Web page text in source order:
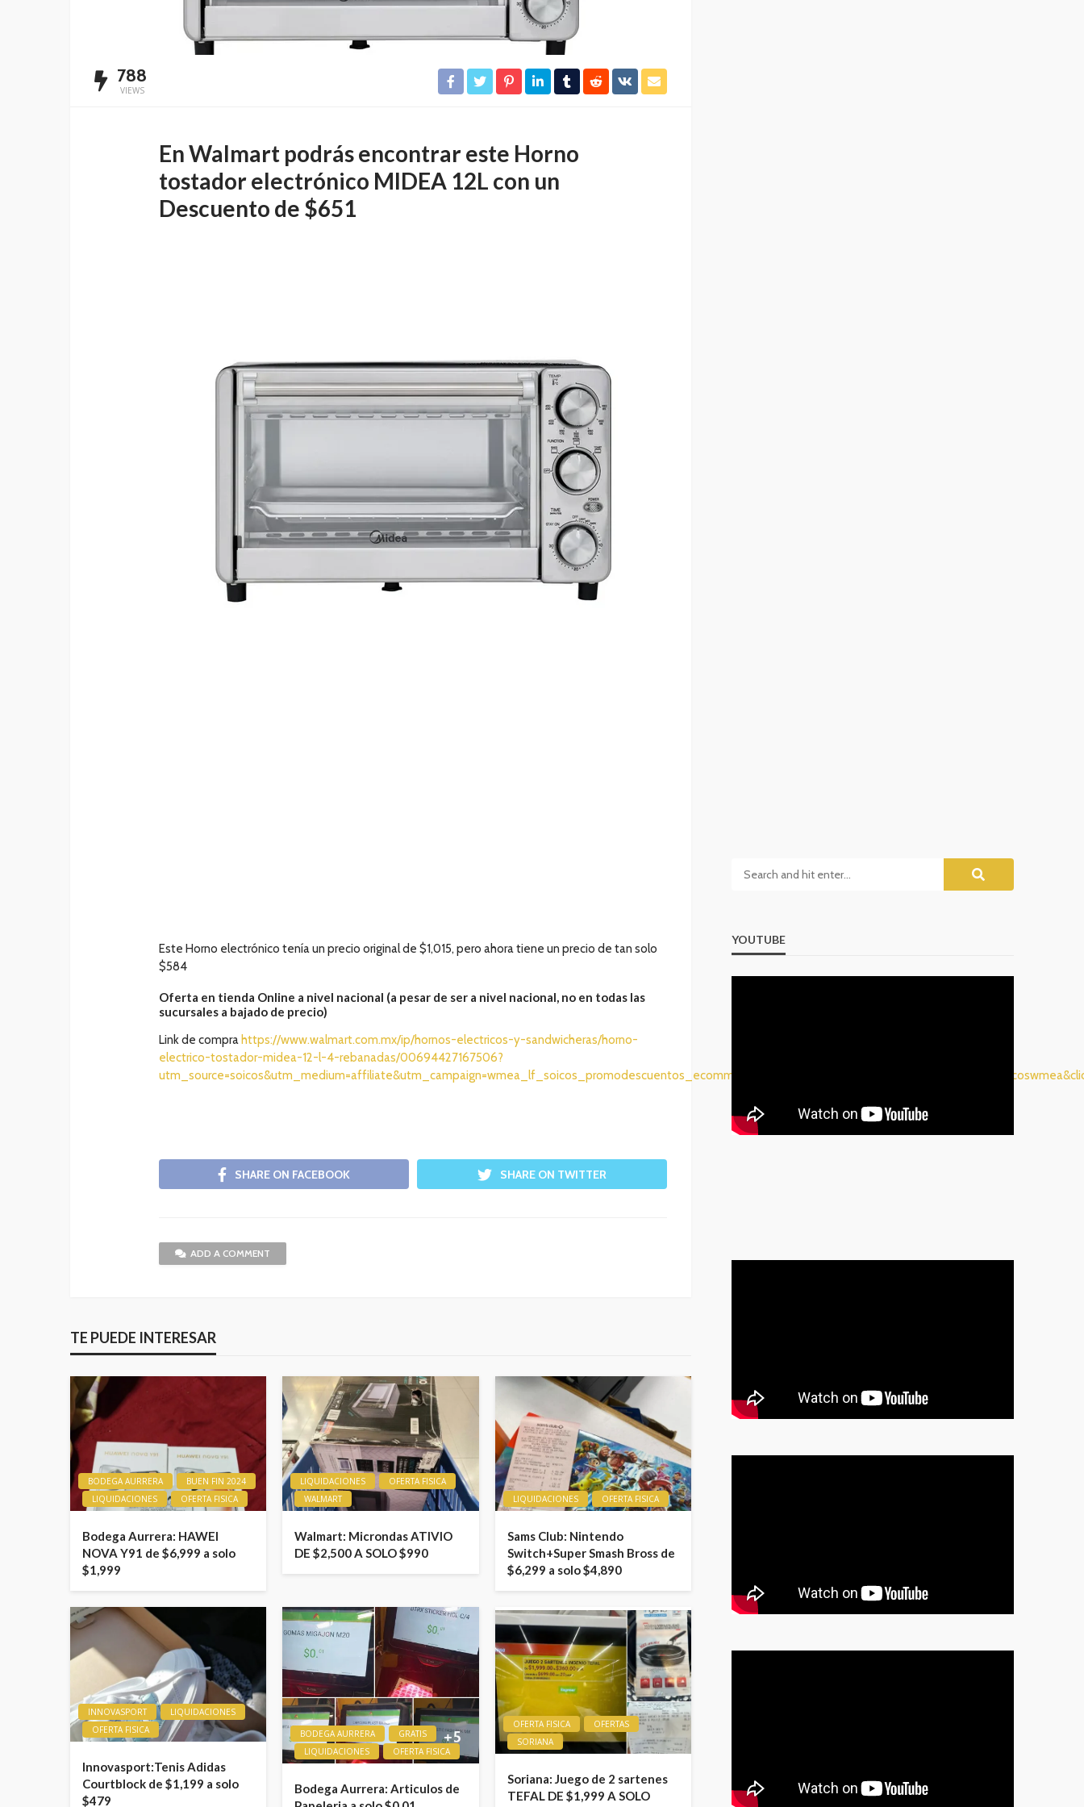
788
VIEWS
En Walmart podrás encontrar este Horno
tostador electrónico MIDEA 12L con un
Descuento de $651
Este Horno electrónico tenía un precio original de $1,015, pero ahora tiene un precio de tan solo
$584
Oferta en tienda Online a nivel nacional (a pesar de ser a nivel nacional, no en todas las
sucursales a bajado de precio)
Link de compra https://www.walmart.com.mx/ip/hornos-electricos-y-sandwicheras/horno-
electrico-tostador-midea-12-l-4-rebanadas/00694427167506?
SHARE ON FACEBOOK SHARE ON TWITTER
ADD A COMMENT
TE PUEDE INTERESAR
BODEGA AURRERA
BUEN FIN 2024
LIQUIDACIONES
OFERTA FISICA
Bodega Aurrera: HAWEI
NOVA Y91 de $6,999 a solo
$1,999
LIQUIDACIONES
OFERTA FISICA
WALMART
Walmart: Microndas ATIVIO
DE $2,500 A SOLO $990
LIQUIDACIONES OFERTA FISICA
Sams Club: Nintendo
Switch+Super Smash Bross de
$6,299 a solo $4,890
INNOVASPORT
LIQUIDACIONES
OFERTA FISICA
Innovasport:Tenis Adidas
Courtblock de $1,199 a solo
$479
BODEGA AURRERA
GRATIS
LIQUIDACIONES
OFERTA FISICA
Bodega Aurrera: Articulos de
OFERTA FISICA
OFERTAS
SORIANA
Soriana: Juego de 2 sartenes
TEFAL DE $1,999 A SOLO
YOUTUBE